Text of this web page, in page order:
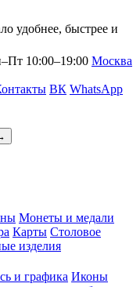
удобнее, быстрее и
10:00–19:00 Москва
ВК WhatsApp
Монеты и медали
Карты Столовое
изделия
и графика Иконы